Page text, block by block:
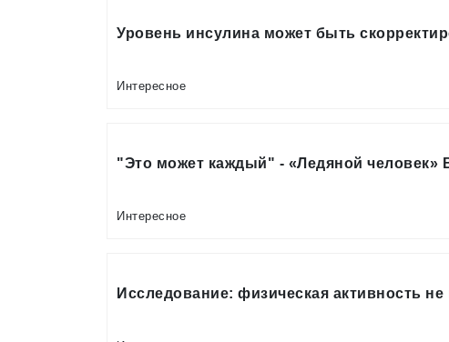
Уровень инсулина может быть
Интересное
"Это может каждый" - «Ледяной
Интересное
Исследование: физическая активность не